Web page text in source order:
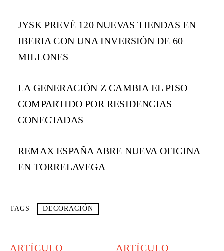
JYSK PREVÉ 120 NUEVAS TIENDAS EN
IBERIA CON UNA INVERSIÓN DE 60
MILLONES
LA GENERACIÓN Z CAMBIA EL PISO
COMPARTIDO POR RESIDENCIAS
CONECTADAS
REMAX ESPAÑA ABRE NUEVA OFICINA
EN TORRELAVEGA
TAGS DECORACIÓN
ARTÍCULO
ARTÍCULO